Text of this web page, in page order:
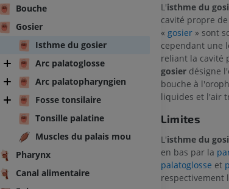
Bouche
Gosier
Isthme du gosier
Arc palatoglosse
Arc palatopharyngien
Fosse tonsilaire
Tonsille palatine
Muscles du palais mou
Pharynx
Canal alimentaire
L'isthme du
cavité propre
« gosier» sont
cependant une
reliant la cavité
gosierdésigne
bouche à
liquides et l'air
Limites
L'isthme du
en bas par la
palatoglosse et
respectivement